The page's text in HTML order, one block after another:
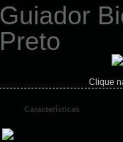
Guiador
Preto
Clique
Características